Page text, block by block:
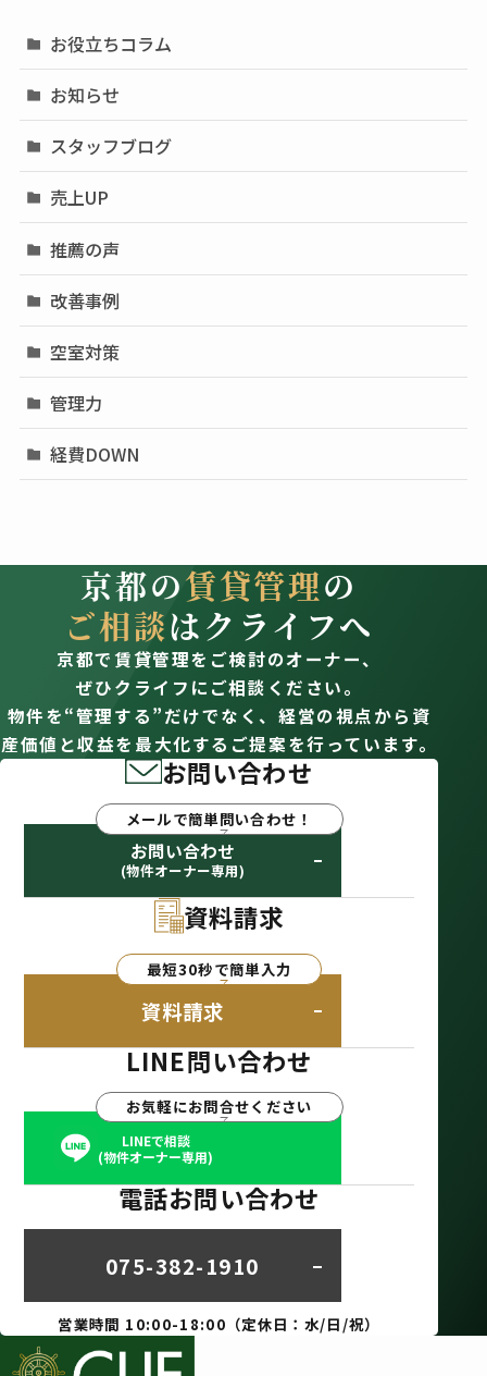
お役立ちコラム
お知らせ
スタッフブログ
売上UP
推薦の声
改善事例
空室対策
管理力
経費DOWN
京都の賃貸管理の
ご相談はクライフへ
京都で賃貸管理をご検討のオーナー、
ぜひクライフにご相談ください。
物件を“管理する”だけでなく、経営の視点から資
産価値と収益を最大化するご提案を行っています。
お問い合わせ
メールで簡単問い合わせ！
お問い合わせ
(物件オーナー専用)
資料請求
最短30秒で簡単入力
資料請求
LINE問い合わせ
お気軽にお問合せください
LINEで相談
(物件オーナー専用)
電話お問い合わせ
075-382-1910
営業時間 10:00-18:00（定休日：水/日/祝）